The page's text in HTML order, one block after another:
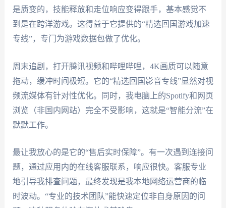
是质变的，技能释放和走位响应变得跟手，基本感觉不
到是在跨洋游戏。这得益于它提供的“精选回国游戏加速
专线”，专门为游戏数据包做了优化。
周末追剧，打开腾讯视频和哔哩哔哩，4K画质可以随意
拖动，缓冲时间极短。它的“精选回国影音专线”显然对视
频流媒体有针对性优化。同时，我电脑上的Spotify和网页
浏览（非国内网站）完全不受影响，这就是“智能分流”在
默默工作。
最让我放心的是它的“售后实时保障”。有一次遇到连接问
题，通过应用内的在线客服联系，响应很快。客服专业
地引导我排查问题，最终发现是我本地网络运营商的临
时波动。“专业的技术团队”能快速定位非自身原因的问